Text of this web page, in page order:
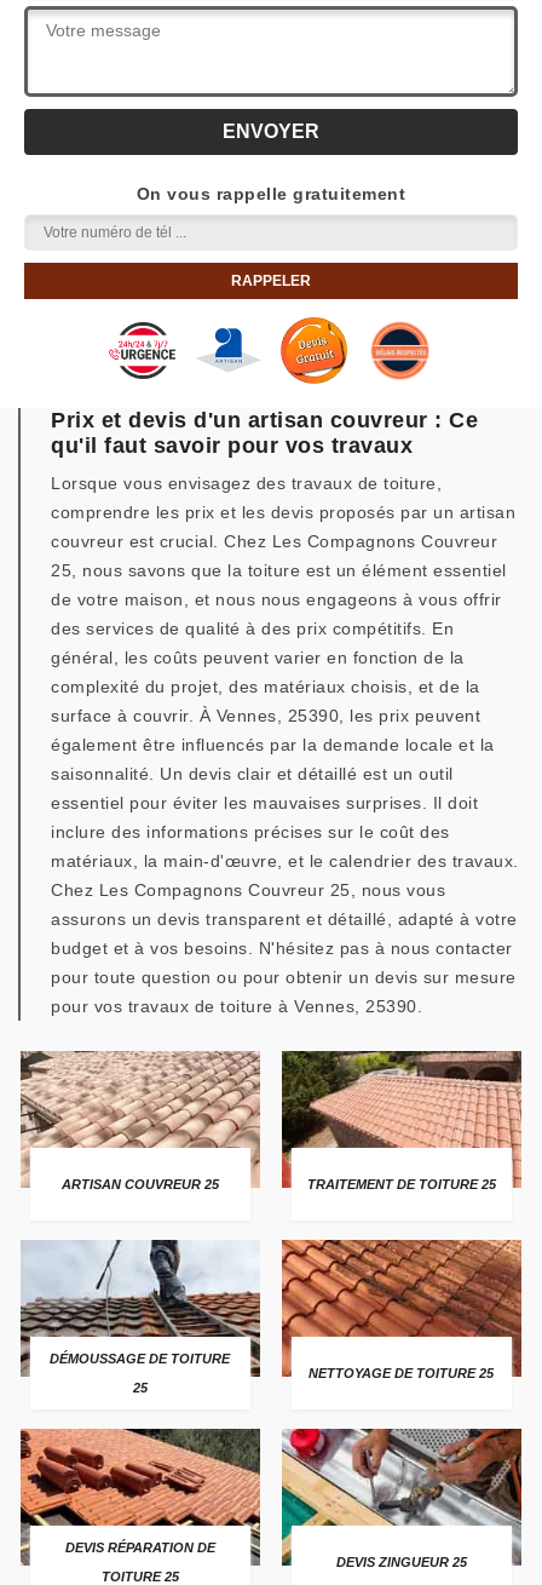
On vous rappelle gratuitement
Prix et devis d'un artisan couvreur : Ce
qu'il faut savoir pour vos travaux
Lorsque vous envisagez des travaux de toiture,
comprendre les prix et les devis proposés par un artisan
couvreur est crucial. Chez Les Compagnons Couvreur
25, nous savons que la toiture est un élément essentiel
de votre maison, et nous nous engageons à vous offrir
des services de qualité à des prix compétitifs. En
général, les coûts peuvent varier en fonction de la
complexité du projet, des matériaux choisis, et de la
surface à couvrir. À Vennes, 25390, les prix peuvent
également être influencés par la demande locale et la
saisonnalité. Un devis clair et détaillé est un outil
essentiel pour éviter les mauvaises surprises. Il doit
inclure des informations précises sur le coût des
matériaux, la main-d'œuvre, et le calendrier des travaux.
Chez Les Compagnons Couvreur 25, nous vous
assurons un devis transparent et détaillé, adapté à votre
budget et à vos besoins. N'hésitez pas à nous contacter
pour toute question ou pour obtenir un devis sur mesure
pour vos travaux de toiture à Vennes, 25390.
ARTISAN COUVREUR 25 TRAITEMENT DE TOITURE 25
DÉMOUSSAGE DE TOITURE
25
NETTOYAGE DE TOITURE 25
DEVIS RÉPARATION DE
TOITURE 25
DEVIS ZINGUEUR 25